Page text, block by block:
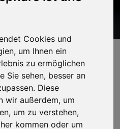
Cookies und
um Ihnen ein
zu ermöglichen
Sie sehen, besser an
Diese
wir außerdem, um
um zu verstehen,
kommen oder um
Samsung
IHR